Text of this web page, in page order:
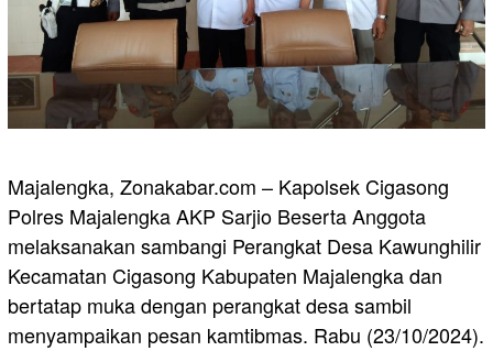
Majalengka, Zonakabar.com – Kapolsek Cigasong
Polres Majalengka AKP Sarjio Beserta Anggota
melaksanakan sambangi Perangkat Desa Kawunghilir
Kecamatan Cigasong Kabupaten Majalengka dan
bertatap muka dengan perangkat desa sambil
menyampaikan pesan kamtibmas. Rabu (23/10/2024).